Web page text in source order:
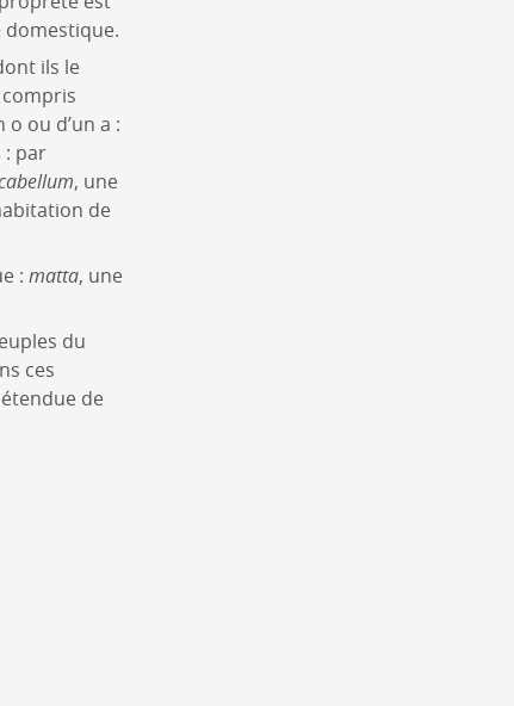
domestique.
ils le
ou d’un a :
: par
, une
de
: matta, une
du
ces
de